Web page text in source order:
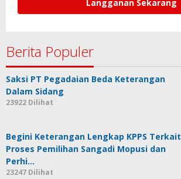
Berita Populer
Saksi PT Pegadaian Beda Keterangan
Dalam Sidang
23922 Dilihat
Begini Keterangan Lengkap KPPS Terkait
Proses Pemilihan Sangadi Mopusi dan
Perhi…
23247 Dilihat